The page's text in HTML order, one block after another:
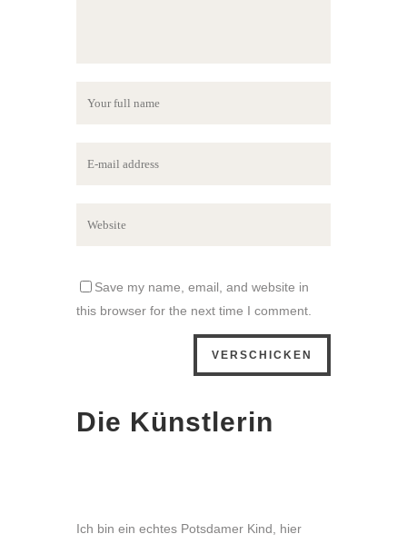
Save my name, email, and website in
this browser for the next time I comment.
Die Künstlerin
Ich bin ein echtes Potsdamer Kind, hier